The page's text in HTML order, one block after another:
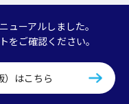
ューアルしました。
をご確認ください。
）はこちら